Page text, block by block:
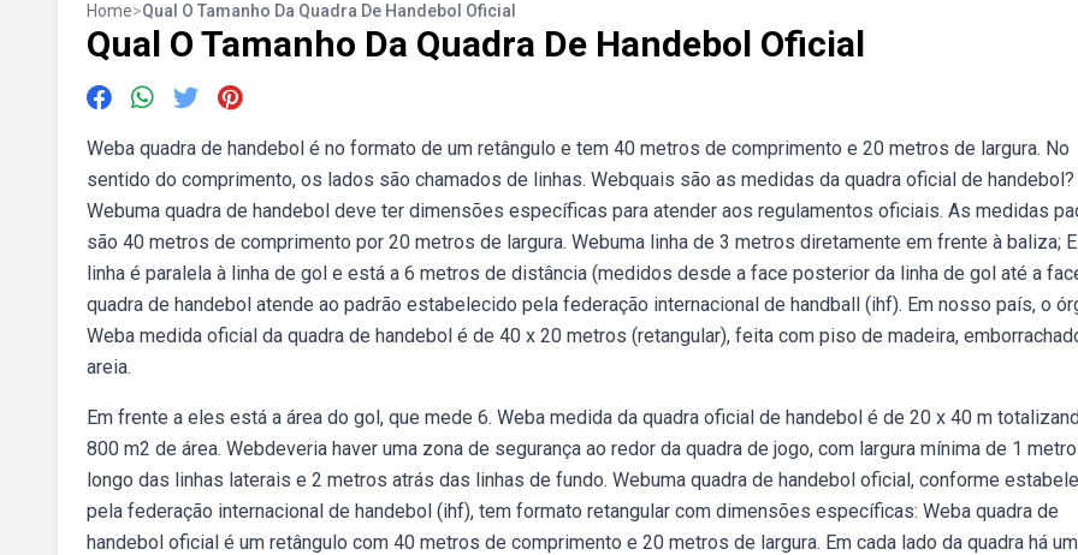
Home>Qual O Tamanho Da Quadra De Handebol Oficial
Qual O Tamanho Da Quadra De Handebol Oficial
Weba quadra de handebol é no formato de um retângulo e tem 40 metros de comprimento e 20 metros de largura. No
sentido do comprimento, os lados são chamados de linhas. Webquais são as medidas da quadra oficial de handebol?
Webuma quadra de handebol deve ter dimensões específicas para atender aos regulamentos oficiais. As medidas
são 40 metros de comprimento por 20 metros de largura. Webuma linha de 3 metros diretamente em frente à baliza;
linha é paralela à linha de gol e está a 6 metros de distância (medidos desde a face posterior da linha de gol até a
quadra de handebol atende ao padrão estabelecido pela federação internacional de handball (ihf). Em nosso país, o
Weba medida oficial da quadra de handebol é de 40 x 20 metros (retangular), feita com piso de madeira,
areia.
Em frente a eles está a área do gol, que mede 6. Weba medida da quadra oficial de handebol é de 20 x 40 m
800 m2 de área. Webdeveria haver uma zona de segurança ao redor da quadra de jogo, com largura mínima de 1
longo das linhas laterais e 2 metros atrás das linhas de fundo. Webuma quadra de handebol oficial, conforme
pela federação internacional de handebol (ihf), tem formato retangular com dimensões específicas: Weba quadra de
handebol oficial é um retângulo com 40 metros de comprimento e 20 metros de largura. Em cada lado da quadra há